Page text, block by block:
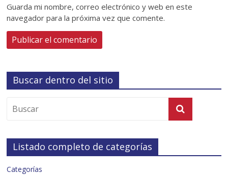
Guarda mi nombre, correo electrónico y web en este
navegador para la próxima vez que comente.
Buscar dentro del sitio
Listado completo de categorías
Categorías